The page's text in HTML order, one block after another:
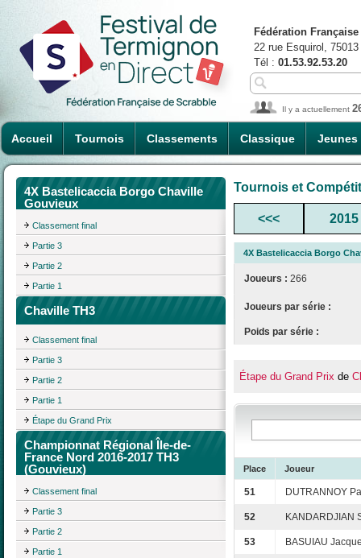
Accueil Tournois Classements Classique Jeunes
Fédération
22 rue Esquirol,
Tél : 01.53.92.53.20
Il y a actuellement
4X Bastelicaccia Borgo Chaville
Gouvieux
Classement final
Partie 3
Partie 2
Partie 1
Chaville TH3
Classement final
Partie 3
Partie 2
Partie 1
Étape du Grand Prix
Championnat Régional Île-de-
France Nord 2016-2017 TH3
(Gouvieux)
Classement final
Partie 3
Partie 2
Partie 1
Tournois et
<<< 2015
4X Bastelicaccia Borgo
Joueurs : 266
Joueurs par série :
Poids par série :
Étape du Grand Prix de
Place Joueur
51 DUTRANNOY
52 KANDARDJIAN
53 BASUIAU